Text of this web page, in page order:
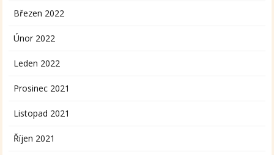
Březen 2022
Únor 2022
Leden 2022
Prosinec 2021
Listopad 2021
Říjen 2021